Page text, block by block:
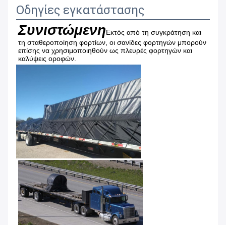
Οδηγίες εγκατάστασης
ΣυνιστώμενηΕκτός από τη συγκράτηση και
τη σταθεροποίηση φορτίων, οι σανίδες φορτηγών μπορούν
επίσης να χρησιμοποιηθούν ως πλευρές φορτηγών και
καλύψεις οροφών.